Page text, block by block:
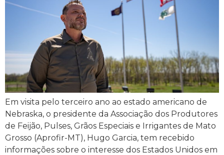
Em visita pelo terceiro ano ao estado americano de
Nebraska, o presidente da Associação dos Produtores
de Feijão, Pulses, Grãos Especiais e Irrigantes de Mato
Grosso (Aprofir-MT), Hugo Garcia, tem recebido
informações sobre o interesse dos Estados Unidos em